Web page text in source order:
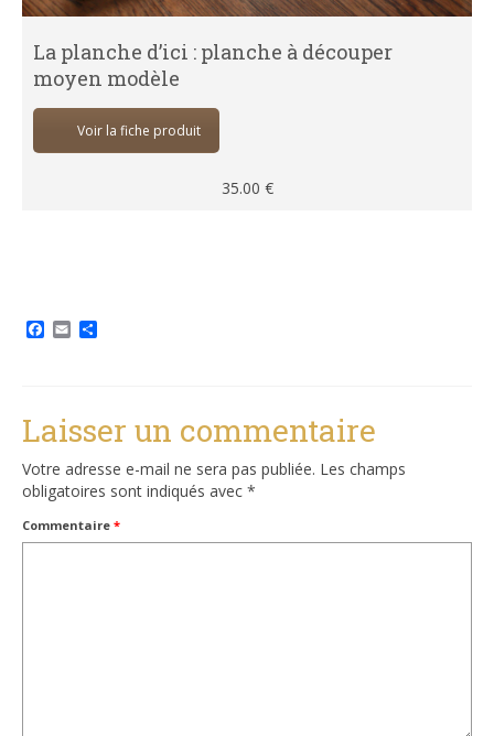
La planche d’ici : planche à découper
moyen modèle
Voir la fiche produit
35.00 €
Facebook
Email
Laisser un commentaire
Votre adresse e-mail ne sera pas publiée. Les champs
obligatoires sont indiqués avec *
Commentaire *